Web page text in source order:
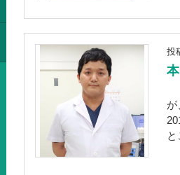
投
が